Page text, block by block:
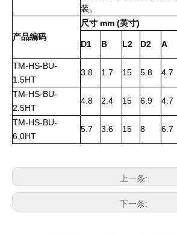
装。
产品编码
尺寸 mm (英寸)
D1 B L2 D2 A
TM-HS-BU-
1.5HT
3.8 1.7 15 5.8 4.7
TM-HS-BU-
2.5HT
4.8 2.4 15 6.9 4.7
TM-HS-BU-
6.0HT
5.7 3.6 15 8 6.7
上一条:
下一条: